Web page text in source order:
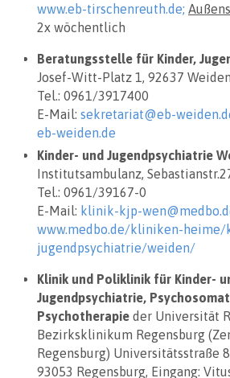
www.eb-tirschenreuth.de;
2x wöchentlich
Beratungsstelle für Kinder,
Josef-Witt-Platz 1, 92637 Weiden
Tel.: 0961/3917400
E-Mail: sekretariat@eb-
eb-weiden.de
Kinder- und Jugendpsychiatrie
Institutsambulanz,
Tel.: 0961/39167-0
E-Mail: klinik-kjp-
www.medbo.de/kliniken-heime/
jugendpsychiatrie/weiden/
Klinik und Poliklinik für Kinder-
Jugendpsychiatrie,
Psychotherapie der Universität
Bezirksklinikum Regensburg
Regensburg) Universitätsstraße
93053 Regensburg, Eingang: